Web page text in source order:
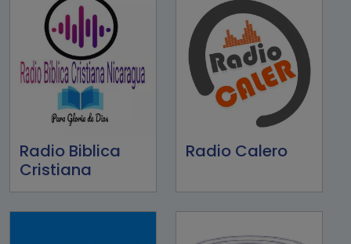
Radio Biblica
Cristiana
Radio Calero